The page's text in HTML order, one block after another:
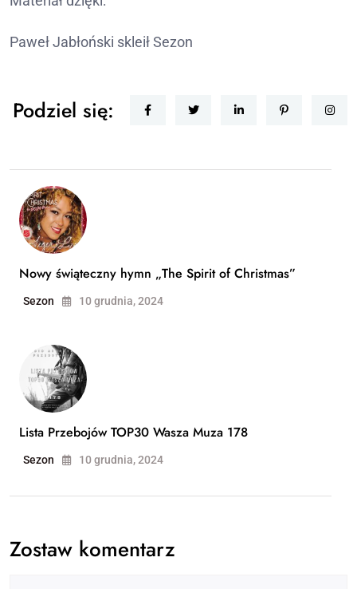
Paweł Jabłoński skleił Sezon
Podziel się:
Nowy świąteczny hymn „The Spirit of Christmas”
Sezon 10 grudnia, 2024
Lista Przebojów TOP30 Wasza Muza 178
Sezon 10 grudnia, 2024
Zostaw komentarz